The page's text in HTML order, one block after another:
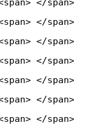
</
<span> </
<span> </
</
</
</